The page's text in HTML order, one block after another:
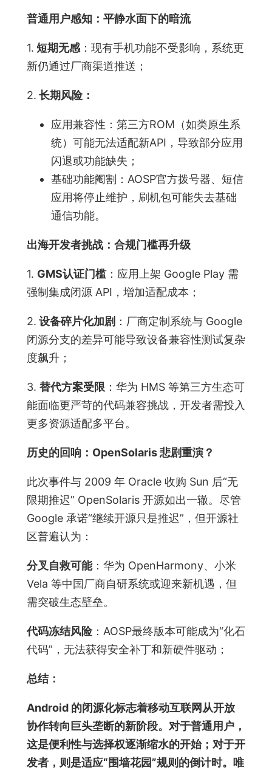
普通用户感知：平静水面下的暗流
1. 短期无感 ：现有手机功能不受影响，系统更
新仍通过厂商渠道推送；
2. 长期风险：
应用兼容性：第三方ROM（如类原生系
统）可能无法适配新API，导致部分应用
闪退或功能缺失；
基础功能阉割：AOSP官方拨号器、短信
应用将停止维护，刷机包可能失去基础
通信功能。
出海开发者挑战：合规门槛再升级
1. GMS认证门槛：应用上架 Google Play 需
强制集成闭源 API，增加适配成本；
2. 设备碎片化加剧 ：厂商定制系统与 Google
闭源分支的差异可能导致设备兼容性测试复杂
度飙升；
3. 替代方案受限 ：华为 HMS 等第三方生态可
能面临更严苛的代码兼容挑战，开发者需投入
更多资源适配多平台。
历史的回响：OpenSolaris 悲剧重演？
此次事件与 2009 年 Oracle 收购 Sun 后“无
限期推迟” OpenSolaris 开源如出一辙。尽管
Google 承诺“继续开源只是推迟”，但开源社
区普遍认为：
分叉自救可能：华为 OpenHarmony、小米
Vela 等中国厂商自研系统或迎来新机遇，但
需突破生态壁垒。
代码冻结风险：AOSP最终版本可能成为“化石
代码”，无法获得安全补丁和新硬件驱动；
总结：
Android 的闭源化标志着移动互联网从开放
协作转向巨头垄断的新阶段。对于普通用户，
这是便利性与选择权逐渐缩水的开始；对于开
发者，则是适应“围墙花园”规则的倒计时。唯